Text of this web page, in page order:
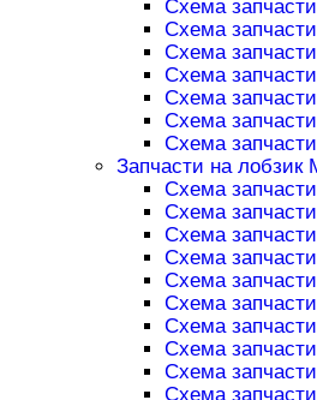
Схема
Схема
Схема
Схема
Схема
Схема
Схема
Запчасти на лобзик
Схема
Схема
Схема
Схема
Схема
Схема
Схема
Схема
Схема
Схема